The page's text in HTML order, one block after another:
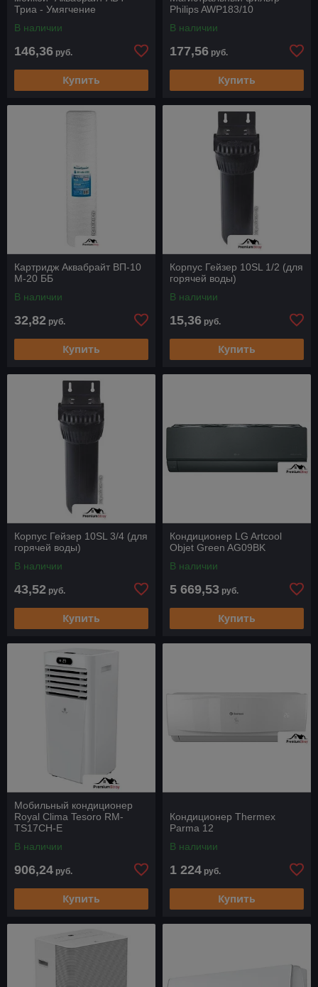
Триа - Умягчение
В наличии
146,36 руб.
Купить
Philips AWP183/10
В наличии
177,56 руб.
Купить
Картридж Аквабрайт ВП-10
М-20 ББ
В наличии
32,82 руб.
Купить
Корпус Гейзер 10SL 1/2 (для
горячей воды)
В наличии
15,36 руб.
Купить
Корпус Гейзер 10SL 3/4 (для
горячей воды)
В наличии
43,52 руб.
Купить
Кондиционер LG Artcool
Objet Green AG09BK
В наличии
5 669,53 руб.
Купить
Мобильный кондиционер
Royal Clima Tesoro RM-
TS17CH-E
В наличии
906,24 руб.
Купить
Кондиционер Thermex
Parma 12
В наличии
1 224 руб.
Купить